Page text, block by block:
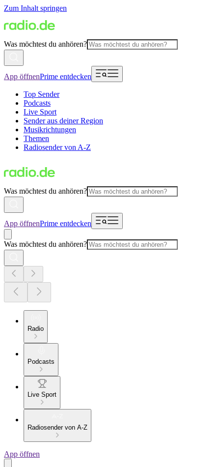
Zum Inhalt springen
Was möchtest du anhören?
App öffnenPrime entdecken
Top Sender
Podcasts
Live Sport
Sender aus deiner Region
Musikrichtungen
Themen
Radiosender von A-Z
Was möchtest du anhören?
App öffnenPrime entdecken
Was möchtest du anhören?
Radio
Podcasts
Live Sport
Radiosender von A-Z
App öffnen